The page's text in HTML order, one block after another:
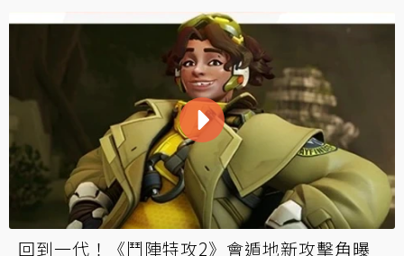
回到一代！《鬥陣特攻2》會遁地新攻擊角曝